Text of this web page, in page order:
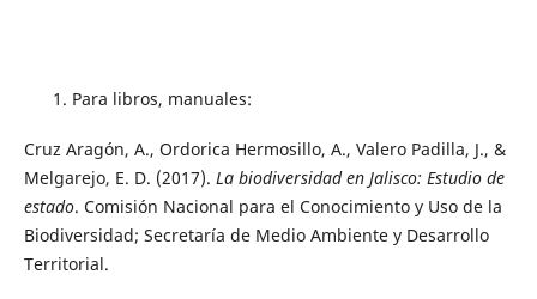
Para libros, manuales:
Cruz Aragón, A., Ordorica Hermosillo, A., Valero Padilla, J., &
Melgarejo, E. D. (2017). La biodiversidad en Jalisco: Estudio de
estado. Comisión Nacional para el Conocimiento y Uso de la
Biodiversidad; Secretaría de Medio Ambiente y Desarrollo
Territorial.